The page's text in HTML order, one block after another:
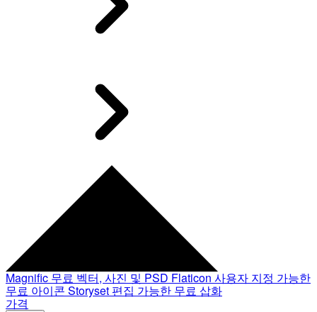
Magnific 무료 벡터, 사진 및 PSD Flaticon 사용자 지정 가능한
무료 아이콘 Storyset 편집 가능한 무료 삽화
가격